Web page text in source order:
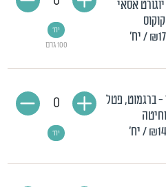
אסאי
קוקוס
/ יח'
100 גרם
יח'
- ברגמוט, פטל
וחיטה
/ יח' יח'
0